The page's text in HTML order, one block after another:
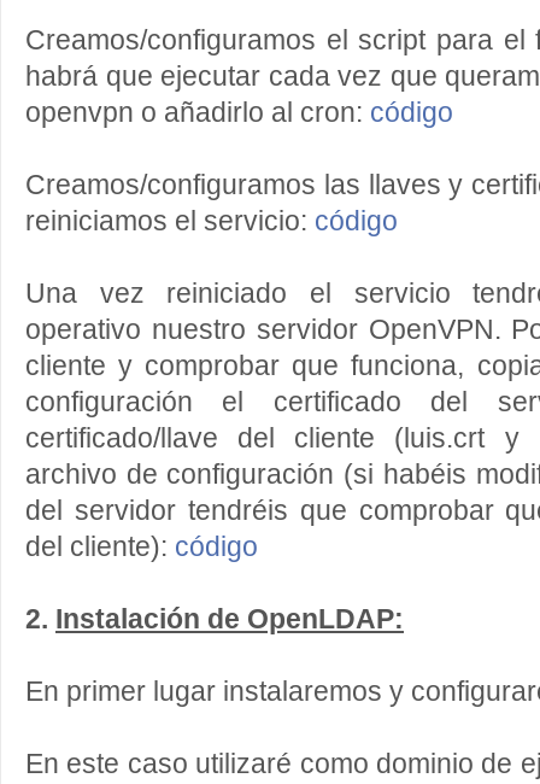
Creamos/configuramos el script para el
habrá que ejecutar cada vez que
openvpn o añadirlo al cron: código
Creamos/configuramos las llaves y
reiniciamos el servicio: código
Una vez reiniciado el servicio
operativo nuestro servidor OpenVPN.
cliente y comprobar que funciona,
configuración el certificado del
certificado/llave del cliente (luis.crt y
archivo de configuración (si habéis
del servidor tendréis que comprobar
del cliente): código
2. Instalación de OpenLDAP:
En primer lugar instalaremos y
En este caso utilizaré como dominio de